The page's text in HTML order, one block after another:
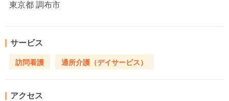
東京都 調布市
サービス
訪問看護 通所介護（デイサービス）
アクセス